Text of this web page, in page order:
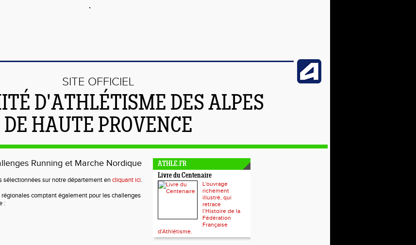
SITE OFFICIEL
D'ATHLÉTISME DES ALPES
DE HAUTE PROVENCE
Running et Marche Nordique
sélectionnées sur notre département encliquant ici.
comptant également pour les challenges
:
ATHLE.FR
Livre du Centenaire
L'ouvrage
richement
illustré, qui
retrace
l’Histoire de la
Fédération
Française
d'Athlétisme.